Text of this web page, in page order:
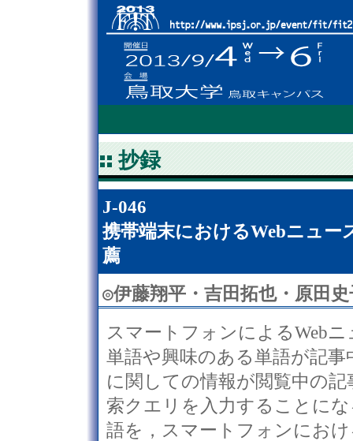
抄録
J-046
携帯端末におけるWebニュー
薦
◎伊藤翔平・吉田拓也・原田
スマートフォンによるWeb
単語や興味のある単語が記
に関しての情報が閲覧中の
索クエリを入力することに
語を，スマートフォンにお